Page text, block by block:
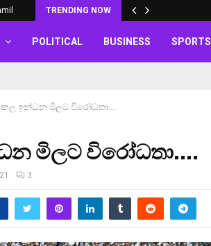
TRENDING NOW
POLITICAL BUSINESS SPORTS
කල ඉන්ධන මිලට විරෝධතා….
මිලට විරෝධතා….
3